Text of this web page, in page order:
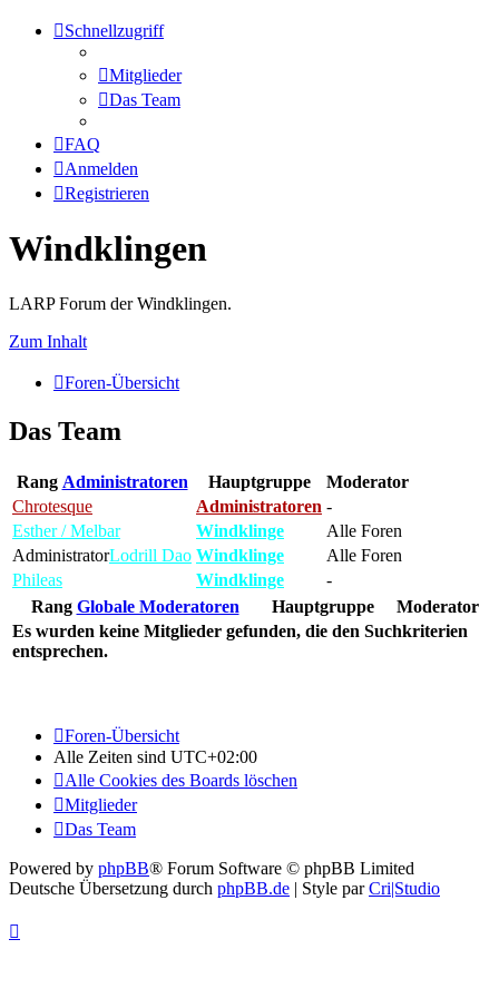
Schnellzugriff
Mitglieder
Das Team
FAQ
Anmelden
Registrieren
Windklingen
LARP Forum der Windklingen.
Zum Inhalt
Foren-Übersicht
Das Team
Rang Administratoren Hauptgruppe
Moderator
Chrotesque
Administratoren -
Esther / Melbar
Windklinge
Alle Foren
AdministratorLodrill Dao Windklinge
Alle Foren
Phileas
Windklinge
-
Rang Globale Moderatoren Hauptgruppe
Moderator
Es wurden keine Mitglieder gefunden, die den Suchkriterien
entsprechen.
Foren-Übersicht
Alle Zeiten sind UTC+02:00
Alle Cookies des Boards löschen
Mitglieder
Das Team
Powered by phpBB® Forum Software © phpBB Limited
Deutsche Übersetzung durch phpBB.de | Style parCri|Studio